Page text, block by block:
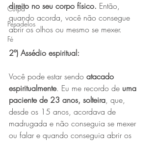
Culpa
Pesadelos
Fé
direito no seu corpo físico. Então,
quando acorda, você não consegue
abrir os olhos ou mesmo se mexer.
2º) Assédio espiritual:
Você pode estar sendo atacado
espiritualmente. Eu me recordo de uma
paciente de 23 anos, solteira, que,
desde os 15 anos, acordava de
madrugada e não conseguia se mexer
ou falar e quando conseguia abrir os